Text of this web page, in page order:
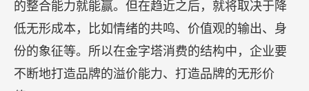
腰部、根基部，头部消费目前依旧在增加，中腰部对品质的追求依
旧没有改变，但在比重最大的根基部，我们产生了对品质的要求的
同时，也有更多人选择了“平替”。